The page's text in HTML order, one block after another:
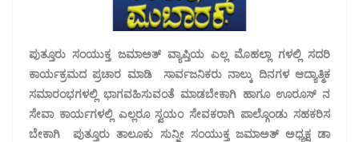
ಪುತ್ತೂರು ಸಂಯುಕ್ತ ಜಮಾಅತ್ ವ್ಯಾಪ್ತಿಯ ಎಲ್ಲ ಮೊಹಲ್ಲಾ ಗಳಲ್ಲಿ ಸದರಿ
ಕಾರ್ಯಕ್ರಮದ ಪ್ರಚಾರ ಮಾಡಿ ಸಾರ್ವಜನಿಕರು ನಾಲ್ಕು ದಿನಗಳ ಆದ್ಯಾತ್ಮಿಕ
ಸಮಾರಂಭಗಳಲ್ಲಿ ಭಾಗವಹಿಸುವಂತೆ ಮಾಡಬೇಕಾಗಿ ಹಾಗೂ ಊರೂಸ್ ನ
ಸೇವಾ ಕಾರ್ಯಗಳಲ್ಲಿ ಎಲ್ಲರೂ ಸ್ವಯಂ ಸೇವಕರಾಗಿ ಪಾಲ್ಗೊಂಡು ಸಹಕರಿಸ
ಬೇಕಾಗಿ ಪುತ್ತೂರು ತಾಲೂಕು ಸುನ್ನೀ ಸಂಯುಕ್ತ ಜಮಾಅತ್ ಅಧ್ಯಕ್ಷ ಡಾ